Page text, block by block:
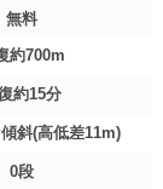
無料
約700m
約15分
斜(高低差11m)
0段